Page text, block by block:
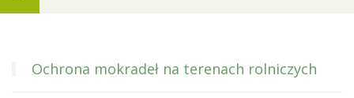
Ochrona mokradeł na terenach rolniczych